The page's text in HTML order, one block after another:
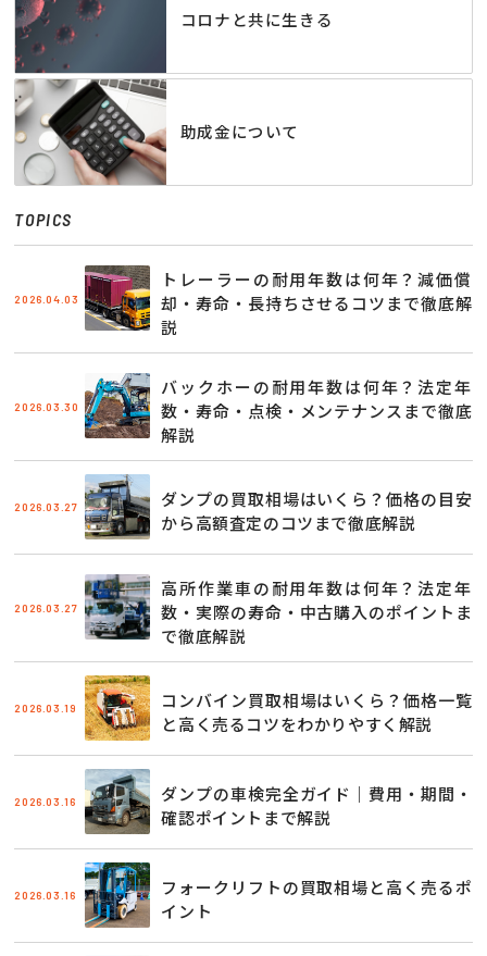
コロナと共に生きる
助成金について
TOPICS
2026.04.03
トレーラーの耐用年数は何年？減価償
却・寿命・長持ちさせるコツまで徹底解
説
2026.03.30
バックホーの耐用年数は何年？法定年
数・寿命・点検・メンテナンスまで徹底
解説
2026.03.27
ダンプの買取相場はいくら？価格の目安
から高額査定のコツまで徹底解説
2026.03.27
高所作業車の耐用年数は何年？法定年
数・実際の寿命・中古購入のポイントま
で徹底解説
2026.03.19
コンバイン買取相場はいくら？価格一覧
と高く売るコツをわかりやすく解説
2026.03.16
ダンプの車検完全ガイド｜費用・期間・
確認ポイントまで解説
2026.03.16
フォークリフトの買取相場と高く売るポ
イント